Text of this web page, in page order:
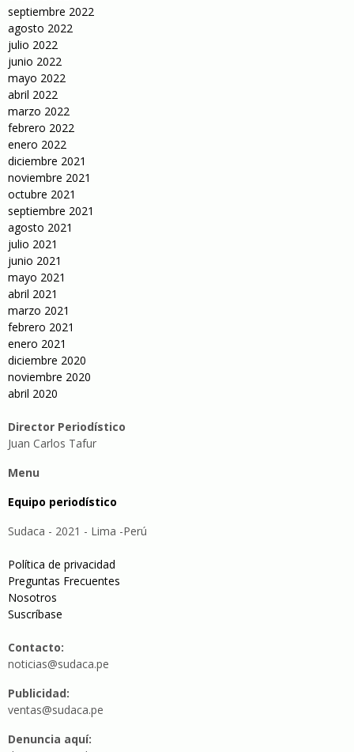
septiembre 2022
agosto 2022
julio 2022
junio 2022
mayo 2022
abril 2022
marzo 2022
febrero 2022
enero 2022
diciembre 2021
noviembre 2021
octubre 2021
septiembre 2021
agosto 2021
julio 2021
junio 2021
mayo 2021
abril 2021
marzo 2021
febrero 2021
enero 2021
diciembre 2020
noviembre 2020
abril 2020
Director Periodístico
Juan Carlos Tafur
Menu
Equipo periodístico
Sudaca - 2021 - Lima -Perú
Política de privacidad
Preguntas Frecuentes
Nosotros
Suscríbase
Contacto:
noticias@sudaca.pe
Publicidad:
ventas@sudaca.pe
Denuncia aquí: